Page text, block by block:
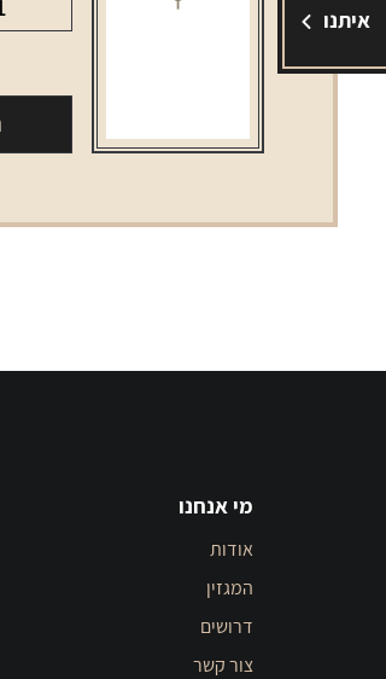
איתנו
של
טוסקנלו
5
מי אנחנו
אודות
המגזין
דרושים
צור קשר